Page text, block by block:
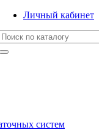
Личный кабинет
систем